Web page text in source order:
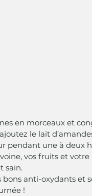
en morceaux et
le lait
pendant une à deux
vos fruits et
sain.
bons anti-oxydants et
!